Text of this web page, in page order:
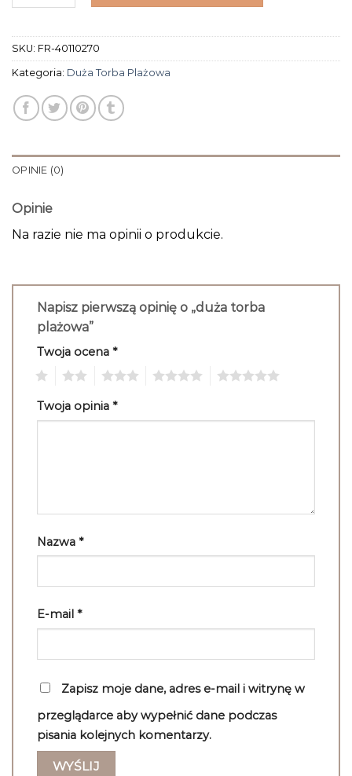
SKU: FR-40110270
Kategoria: Duża Torba Plażowa
OPINIE (0)
Opinie
Na razie nie ma opinii o produkcie.
Napisz pierwszą opinię o „duża torba
plażowa”
Twoja ocena *
Twoja opinia *
Nazwa *
E-mail *
Zapisz moje dane, adres e-mail i witrynę w
przeglądarce aby wypełnić dane podczas
pisania kolejnych komentarzy.